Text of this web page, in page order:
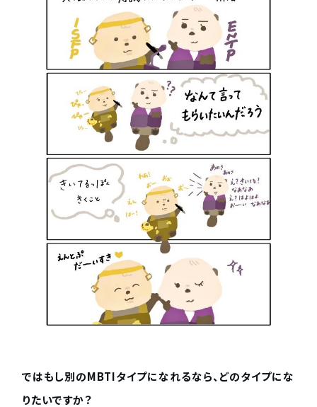
ではもし別のMBTIタイプになれるなら、どのタイプにな
りたいですか？